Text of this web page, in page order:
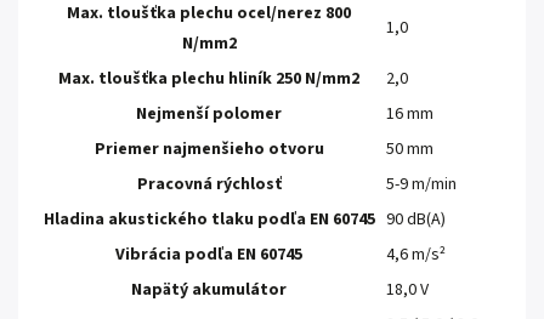
Max. tloušťka plechu ocel/nerez 800
N/mm2
1,0
Max. tloušťka plechu hliník 250 N/mm2
2,0
Nejmenší polomer
16 mm
Priemer najmenšieho otvoru
50 mm
Pracovná rýchlosť
5-9 m/min
Hladina akustického tlaku podľa EN 60745 90 dB(A)
Vibrácia podľa EN 60745
4,6 m/s²
Napätý akumulátor
18,0 V